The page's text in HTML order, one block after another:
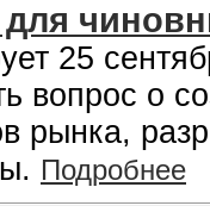
25
вопрос о
рынка,
Подробнее